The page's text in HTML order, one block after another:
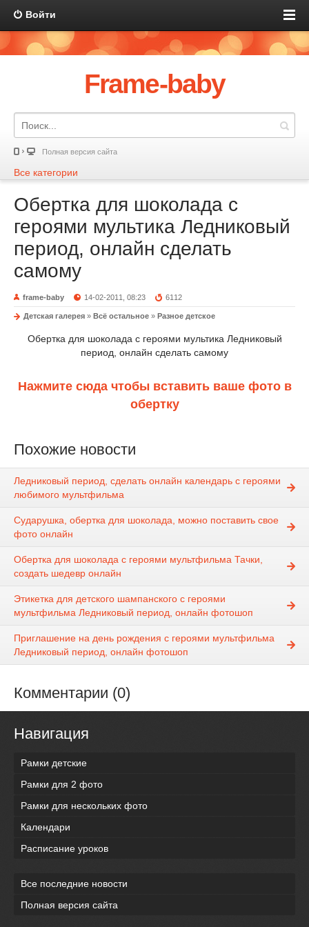
Войти
Frame-baby
Полная версия сайта
Все категории
Обертка для шоколада с
героями мультика Ледниковый
период, онлайн сделать
самому
frame-baby 14-02-2011, 08:23 6112
Детская галерея » Всё остальное » Разное детское
Обертка для шоколада с героями мультика Ледниковый
период, онлайн сделать самому
Нажмите сюда чтобы вставить ваше фото в
обертку
Похожие новости
Ледниковый период, сделать онлайн календарь с героями
любимого мультфильма
Сударушка, обертка для шоколада, можно поставить свое
фото онлайн
Обертка для шоколада с героями мультфильма Тачки,
создать шедевр онлайн
Этикетка для детского шампанского с героями
мультфильма Ледниковый период, онлайн фотошоп
Приглашение на день рождения с героями мультфильма
Ледниковый период, онлайн фотошоп
Комментарии (0)
Навигация
Рамки детские
Рамки для 2 фото
Рамки для нескольких фото
Календари
Расписание уроков
Все последние новости
Полная версия сайта